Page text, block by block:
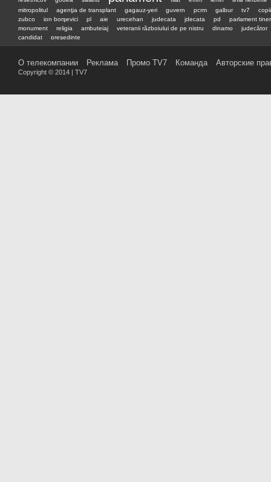
mitropolitul
agenţia de transplant gagauz-yeri guvern pcrm galbur tv7
copii
zubco
ion borşevici pl aie urecehan judecata jdecata pd
parlament
monument
religia ambuteiaj veteranii războiului de pe nistru dinamo
judecător
candidat
preşedinte
О телекомпании Реклама Промо TV7 Команда Авторские
Copyright © 2014 | TV7